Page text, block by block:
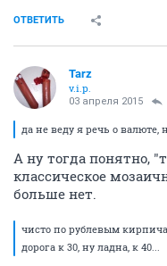
ОТВЕТИТЬ
Tarz
v.i.p.
03 апреля 2015
да не веду я речь о валюте,
А ну тогда понятно,
классическое
больше нет.
чисто по рублевым
дорога к 30, ну ладна, к 40...